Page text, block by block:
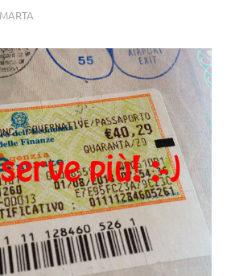
MARTA